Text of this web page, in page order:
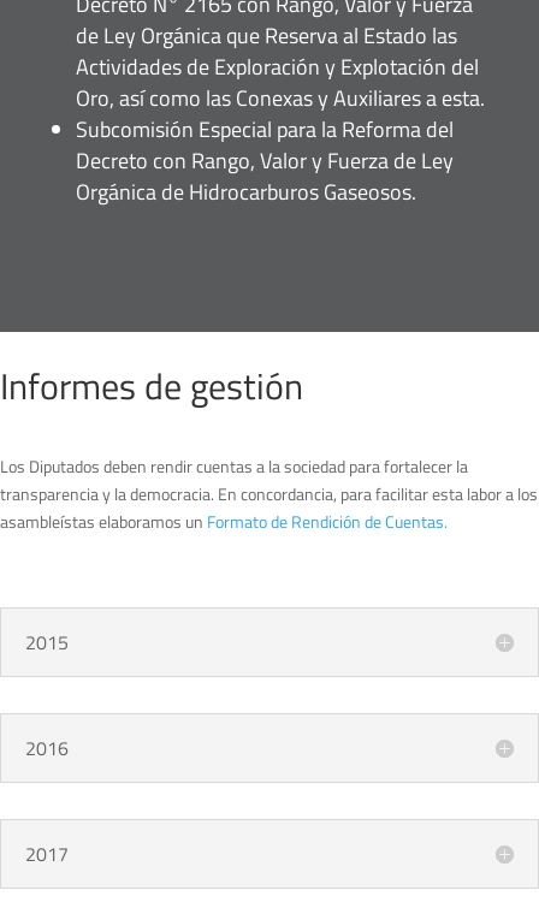
de Ley Orgánica que Reserva al Estado las
Actividades de Exploración y Explotación del
Oro, así como las Conexas y Auxiliares a esta.
Subcomisión Especial para la Reforma del
Decreto con Rango, Valor y Fuerza de Ley
Orgánica de Hidrocarburos Gaseosos.
Informes de gestión
Los Diputados deben rendir cuentas a la sociedad para fortalecer la
transparencia y la democracia. En concordancia, para facilitar esta labor a los
asambleístas elaboramos un Formato de Rendición de Cuentas.
2015
2016
2017